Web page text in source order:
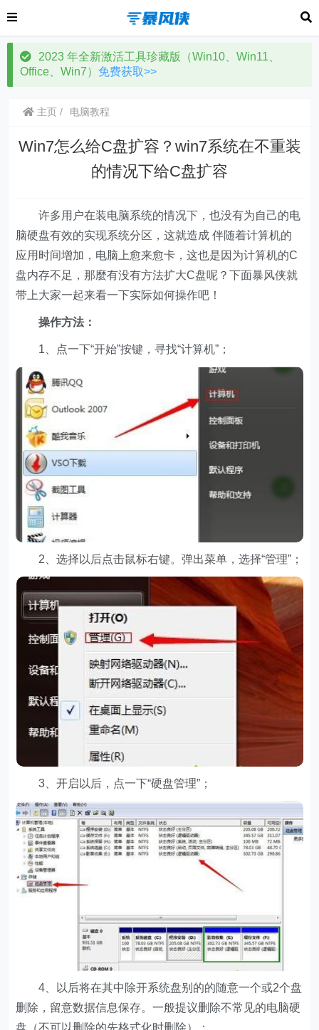
2023 年全新激活工具珍藏版（Win10、Win11、
Office、Win7） 免费获取>>
主页 电脑教程
Win7怎么给C盘扩容？win7系统在不重装
的情况下给C盘扩容
许多用户在装电脑系统的情况下，也没有为自己的电
脑硬盘有效的实现系统分区，这就造成 伴随着计算机的
应用时间增加，电脑上愈来愈卡，这也是因为计算机的C
盘内存不足，那麼有没有方法扩大C盘呢？下面暴风侠就
带上大家一起来看一下实际如何操作吧！
操作方法：
1、点一下“开始”按键，寻找“计算机”；
2、选择以后点击鼠标右键。弹出菜单，选择“管理”；
3、开启以后，点一下“硬盘管理”；
4、以后将在其中除开系统盘别的的随意一个或2个盘
删除，留意数据信息保存。一般提议删除不常见的电脑硬
盘（不可以删除的先格式化时删除）；